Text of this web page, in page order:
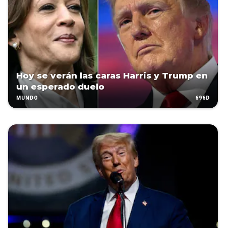
Hoy se verán las caras Harris y Trump en
un esperado duelo
MUNDO 696D